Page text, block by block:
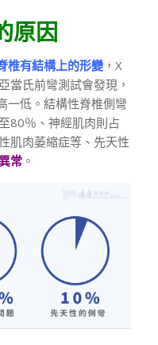
原因
椎有結構上的形變，X
當氏前彎測試會發現，
一低。結構性脊椎側彎
80％、神經肌肉則占
肌肉萎縮症等、先天性
常。